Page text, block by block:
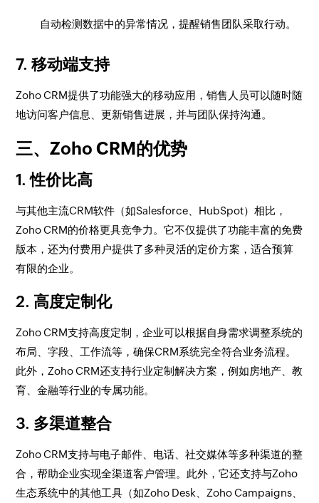
自动检测数据中的异常情况，提醒销售团队采取行动。
7. 移动端支持
Zoho CRM提供了功能强大的移动应用，销售人员可以随时随
地访问客户信息、更新销售进展，并与团队保持沟通。
三、Zoho CRM的优势
1. 性价比高
与其他主流CRM软件（如Salesforce、HubSpot）相比，
Zoho CRM的价格更具竞争力。它不仅提供了功能丰富的免费
版本，还为付费用户提供了多种灵活的定价方案，适合预算
有限的企业。
2. 高度定制化
Zoho CRM支持高度定制，企业可以根据自身需求调整系统的
布局、字段、工作流等，确保CRM系统完全符合业务流程。
此外，Zoho CRM还支持行业定制解决方案，例如房地产、教
育、金融等行业的专属功能。
3. 多渠道整合
Zoho CRM支持与电子邮件、电话、社交媒体等多种渠道的整
合，帮助企业实现全渠道客户管理。此外，它还支持与Zoho
生态系统中的其他工具（如Zoho Desk、Zoho Campaigns、